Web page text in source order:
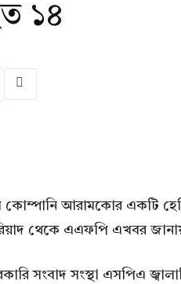
১৪
কোম্পানি আরামকোর একটি
থেকে এএফপি এখবর
সংবাদ সংস্থা এসপিএ